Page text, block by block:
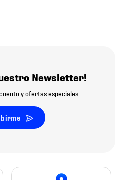
Newsletter!
y ofertas especiales